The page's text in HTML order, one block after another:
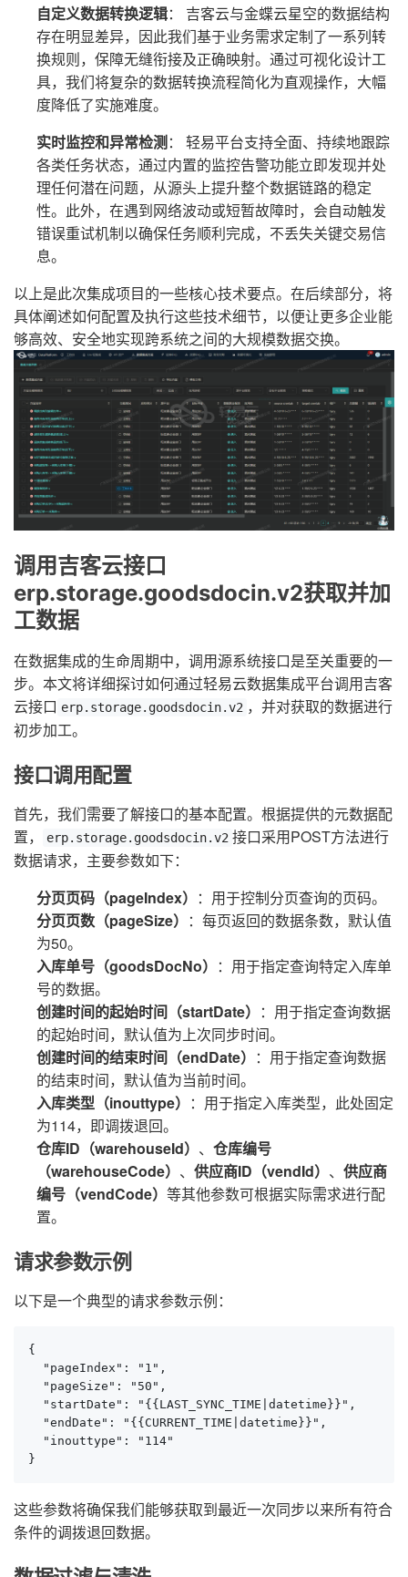
自定义数据转换逻辑： 吉客云与金蝶云星空的数据结构
存在明显差异，因此我们基于业务需求定制了一系列转
换规则，保障无缝衔接及正确映射。通过可视化设计工
具，我们将复杂的数据转换流程简化为直观操作，大幅
度降低了实施难度。
实时监控和异常检测： 轻易平台支持全面、持续地跟踪
各类任务状态，通过内置的监控告警功能立即发现并处
理任何潜在问题，从源头上提升整个数据链路的稳定
性。此外，在遇到网络波动或短暂故障时，会自动触发
错误重试机制以确保任务顺利完成，不丢失关键交易信
息。
以上是此次集成项目的一些核心技术要点。在后续部分，将
具体阐述如何配置及执行这些技术细节，以便让更多企业能
够高效、安全地实现跨系统之间的大规模数据交换。
调用吉客云接口
erp.storage.goodsdocin.v2获取并加
工数据
在数据集成的生命周期中，调用源系统接口是至关重要的一
步。本文将详细探讨如何通过轻易云数据集成平台调用吉客
云接口 erp.storage.goodsdocin.v2 ，并对获取的数据进行
初步加工。
接口调用配置
首先，我们需要了解接口的基本配置。根据提供的元数据配
置，
erp.storage.goodsdocin.v2 接口采用POST方法进行
数据请求，主要参数如下：
分页页码（pageIndex） ：用于控制分页查询的页码。
分页页数（pageSize） ：每页返回的数据条数，默认值
为50。
入库单号（goodsDocNo） ：用于指定查询特定入库单
号的数据。
创建时间的起始时间（startDate） ：用于指定查询数据
的起始时间，默认值为上次同步时间。
创建时间的结束时间（endDate） ：用于指定查询数据
的结束时间，默认值为当前时间。
入库类型（inouttype） ：用于指定入库类型，此处固定
为114，即调拨退回。
仓库ID（warehouseId） 、 仓库编号
（warehouseCode） 、 供应商ID（vendId） 、 供应商
编号（vendCode） 等其他参数可根据实际需求进行配
置。
请求参数示例
以下是一个典型的请求参数示例：
{
  "pageIndex": "1",
  "pageSize": "50",
  "startDate": "{{LAST_SYNC_TIME|datetime}}",
  "endDate": "{{CURRENT_TIME|datetime}}",
  "inouttype": "114"
}
这些参数将确保我们能够获取到最近一次同步以来所有符合
条件的调拨退回数据。